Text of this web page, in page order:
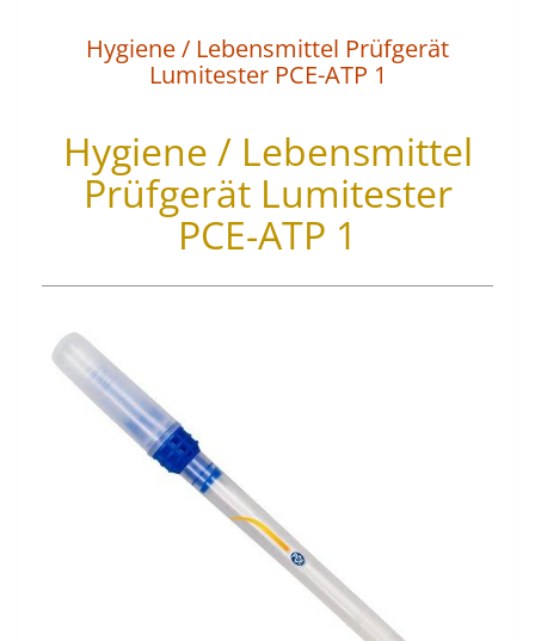
Hygiene / Lebensmittel Prüfgerät
Lumitester PCE-ATP 1
Hygiene / Lebensmittel
Prüfgerät Lumitester
PCE-ATP 1